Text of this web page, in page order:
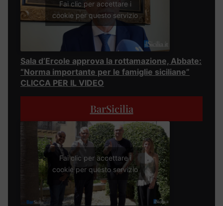
Fai clic per accettare i
cookie per questo servizio
Sala d’Ercole approva la rottamazione, Abbate:
“Norma importante per le famiglie siciliane”
CLICCA PER IL VIDEO
BarSicilia
Fai clic per accettare i
cookie per questo servizio